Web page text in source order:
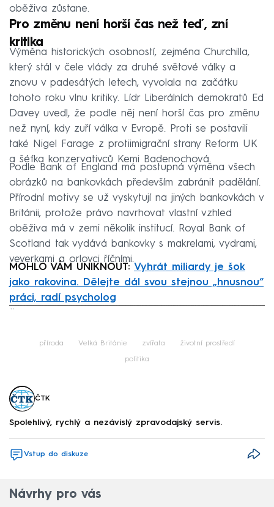
oběživa zůstane.
Pro změnu není horší čas než teď, zní
kritika
Výměna historických osobností, zejména Churchilla,
který stál v čele vlády za druhé světové války a
znovu v padesátých letech, vyvolala na začátku
tohoto roku vlnu kritiky. Lídr Liberálních demokratů Ed
Davey uvedl, že podle něj není horší čas pro změnu
než nyní, kdy zuří válka v Evropě. Proti se postavili
také Nigel Farage z protiimigrační strany Reform UK
a šéfka konzervativců Kemi Badenochová.
Podle Bank of England má postupná výměna všech
obrázků na bankovkách především zabránit padělání.
Přírodní motivy se už vyskytují na jiných bankovkách v
Británii, protože právo navrhovat vlastní vzhled
oběživa má v zemi několik institucí. Royal Bank of
Scotland tak vydává bankovky s makrelami, vydrami,
veverkami a orlovci říčními.
MOHLO VÁM UNIKNOUT: Vyhrát miliardy je šok
jako rakovina. Dělejte dál svou stejnou „hnusnou“
práci, radí psycholog
příroda Velká Británie zvířata životní prostředí
politika
ČTK
Spolehlivý, rychlý a nezávislý zpravodajský servis.
Vstup do diskuze
Návrhy pro vás